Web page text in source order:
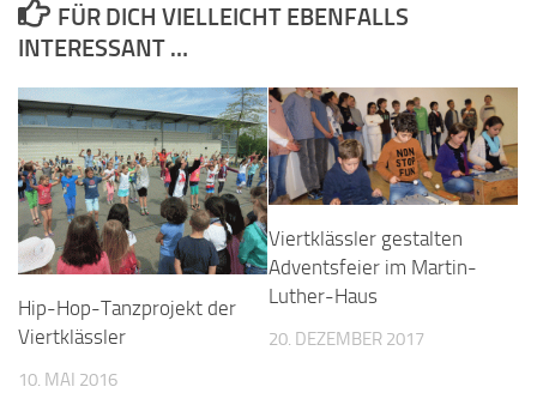
FÜR DICH VIELLEICHT EBENFALLS
INTERESSANT …
Hip-Hop-Tanzprojekt der
Viertklässler
10. MAI 2016
Viertklässler gestalten
Adventsfeier im Martin-
Luther-Haus
20. DEZEMBER 2017